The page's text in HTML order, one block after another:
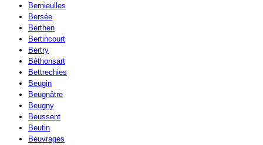
Bernieulles
Bersée
Berthen
Bertincourt
Bertry
Béthonsart
Bettrechies
Beugin
Beugnâtre
Beugny
Beussent
Beutin
Beuvrages